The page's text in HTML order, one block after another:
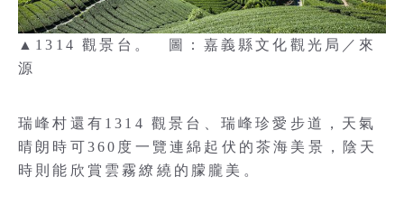
▲1314 觀景台。 圖：嘉義縣文化觀光局／來
源
瑞峰村還有1314 觀景台、瑞峰珍愛步道，天氣
晴朗時可360度一覽連綿起伏的茶海美景，陰天
時則能欣賞雲霧繚繞的朦朧美。